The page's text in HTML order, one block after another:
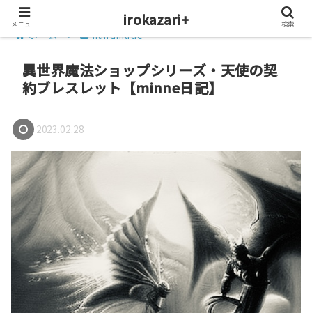
ホーム handmade
異世界魔法ショップシリーズ・天使の契
約ブレスレット【minne日記】
2023.02.28
メニュー irokazari+ 検索